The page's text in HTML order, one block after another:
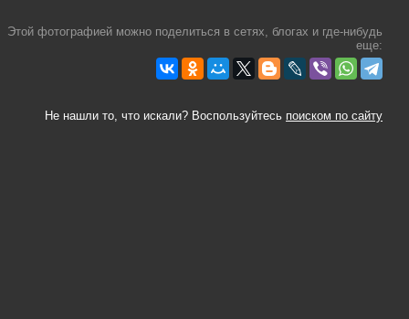
Этой фотографией можно поделиться в сетях, блогах и где-нибудь
еще:
Не нашли то, что искали? Воспользуйтесь поиском по сайту